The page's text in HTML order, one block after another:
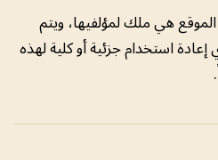
هي ملك لمؤلفيها، ويتم
استخدام جزئية أو كلية لهذه